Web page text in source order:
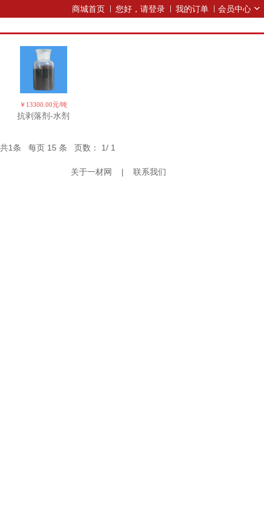
商城首页 您好，请登录 我的订单 会员中心
￥13300.00元/吨
抗剥落剂-水剂
共1条 每页 15 条 页数： 1/ 1
关于一材网 | 联系我们